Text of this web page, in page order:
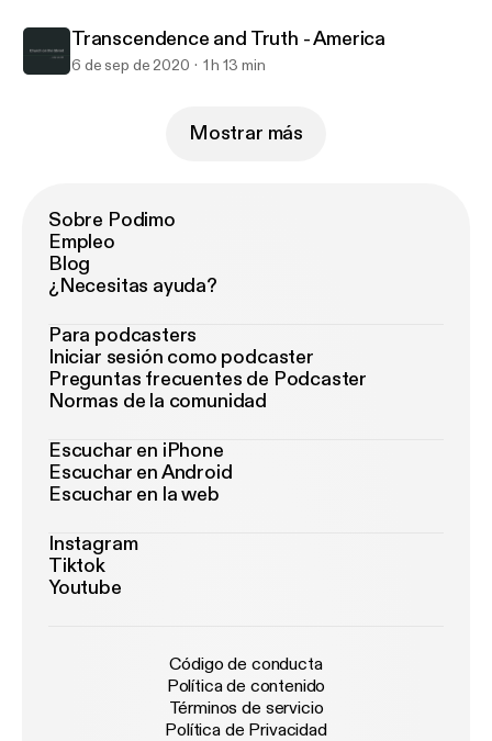
Transcendence and Truth - America
6 de sep de 2020 1 h 13 min
Mostrar más
Sobre Podimo
Empleo
Blog
¿Necesitas ayuda?
Para podcasters
Iniciar sesión como podcaster
Preguntas frecuentes de Podcaster
Normas de la comunidad
Escuchar en iPhone
Escuchar en Android
Escuchar en la web
Instagram
Tiktok
Youtube
Código de conducta
Política de contenido
Términos de servicio
Política de Privacidad